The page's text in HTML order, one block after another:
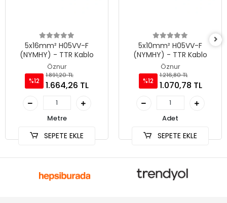
5x16mm² H05VV-F
(NYMHY) - TTR Kablo
Öznur
%12
1.891,20 TL
1.664,26 TL
Metre
SEPETE EKLE
5x10mm² H05VV-F
(NYMHY) - TTR Kablo
Öznur
%12
1.216,80 TL
1.070,78 TL
Adet
SEPETE EKLE